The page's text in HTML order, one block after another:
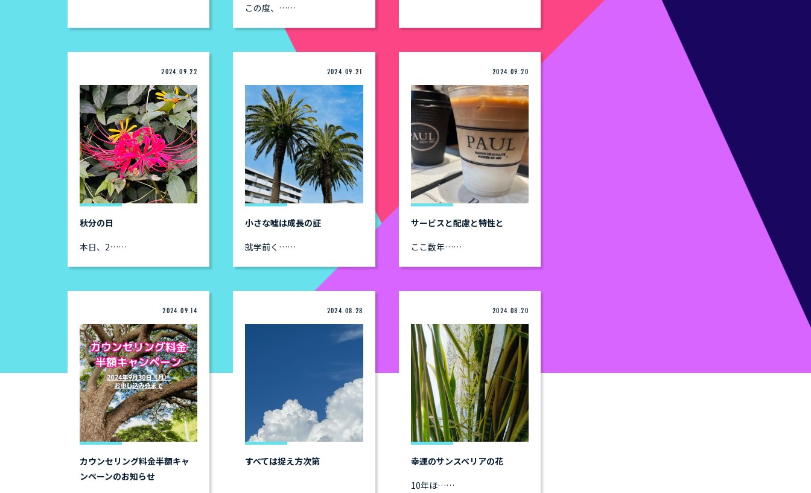
この度、……
2024.09.22
秋分の日
本日、2……
2024.09.21
小さな嘘は成長の証
就学前く……
2024.09.20
サービスと配慮と特性と
ここ数年……
2024.09.14
カウンセリング料金半額キャ
ンペーンのお知らせ
2024.08.28
すべては捉え方次第
2024.08.20
幸運のサンスベリアの花
10年ほ……